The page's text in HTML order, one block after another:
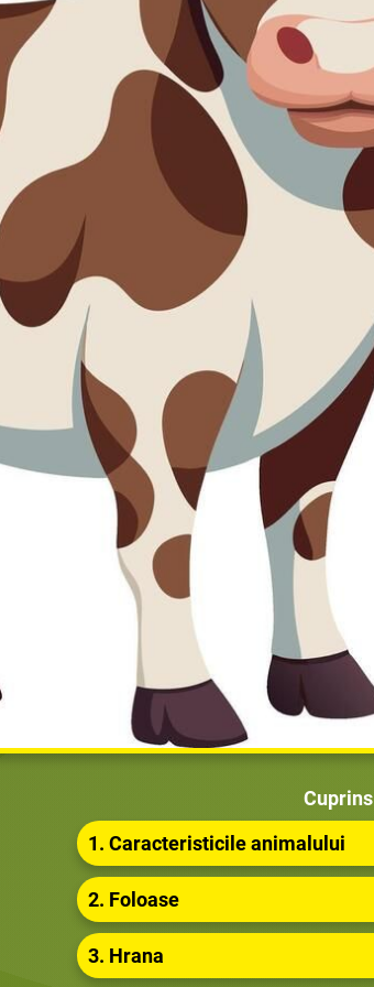
Cuprins
1. Caracteristicile animalului
2. Foloase
3. Hrana